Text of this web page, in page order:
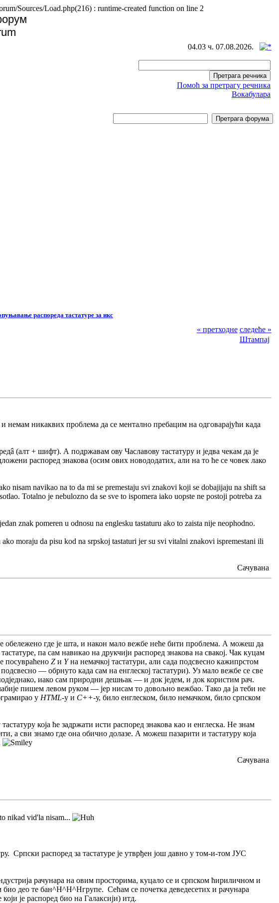
Sources/Load.php(216) : runtime-created function on line 2
04.03 ч. 07.08.2026.
Помоћ за претрагу речника
Вокабулара
распореда тастатуре за икс
« претходне следеће »
Штампај
немам никаквих проблема да се ментално пребацим на одговарајући када
(алт + шифт). А подржавам ову Чаславову тастатуру и једва чекам да је
распоред знакова (осим ових новододатих, али на то ће се човек лако
nisam navikao na to da mi se premestaju svi znakovi koji se dobajijaju na shift sa
Totalno je nebulozno da se sve to ispomera iako uopste ne postoji potreba za
znak pomeren u odnosu na englesku tastaturu ako to zaista nije neophodno.
moraju da pisu kod na srpskoj tastaturi jer su svi vitalni znakovi ispremestani ili
Сачувана
обележено где је шта, и након мало вежбе неће бити проблема. А можеш да
па сам навикао на друкчији распоред знакова на свакој. Чак куцам
посувраћено Z и Yна немачкој тастатури, али сада подсвесно кажипрстом
— обрнуто када сам на енглеској тастатури). Уз мало вежбе се све
иако сам природни дешњак — и док једем, и док користим рач.
пишем левом руком — јер нисам то довољно вежбао. Тако да ја теби не
у HTML-у и C++-у, било енглеском, било немачком, било српском
која ће задржати исти распоред знакова као и енглеска. Не знам
а сви знамо где она обично долазе. А можеш пазарити и тастатуру која
Сачувана
nikad vid'la nisam...
Српски распоред за тастатуре је утврђен још давно у том-и-том ЈУС
рачунара на овим просторима, куцало се и српском ћириличном и
део те бан^H^H^Hгрупе. Сећам се почетка деведесетих и рачунара
је распоред био на Галаксији) итд.